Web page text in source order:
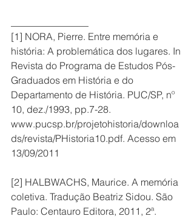
[1] NORA, Pierre. Entre memória e
história: A problemática dos lugares. In
Revista do Programa de Estudos Pós-
Graduados em História e do
Departamento de História. PUC/SP, nº
10, dez./1993, pp.7-28.
www.pucsp.br/projetohistoria/downloa
ds/revista/PHistoria10.pdf. Acesso em
13/09/2011
[2] HALBWACHS, Maurice. A memória
coletiva. Tradução Beatriz Sidou. São
Paulo: Centauro Editora, 2011, 2ª.